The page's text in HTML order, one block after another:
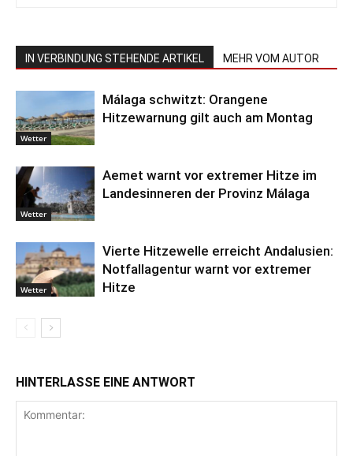
IN VERBINDUNG STEHENDE ARTIKEL MEHR VOM AUTOR
Wetter
Málaga schwitzt: Orangene
Hitzewarnung gilt auch am Montag
Wetter
Aemet warnt vor extremer Hitze im
Landesinneren der Provinz Málaga
Wetter
Vierte Hitzewelle erreicht Andalusien:
Notfallagentur warnt vor extremer
Hitze
HINTERLASSE EINE ANTWORT